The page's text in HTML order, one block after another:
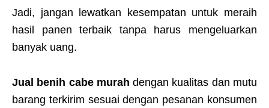
Jadi, jangan lewatkan kesempatan untuk meraih
hasil panen terbaik tanpa harus mengeluarkan
banyak uang.
Jual benih cabe murah dengan kualitas dan mutu
barang terkirim sesuai dengan pesanan konsumen